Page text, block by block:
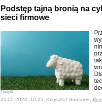
Podstęp tajną bronią na
sieci firmowe
Freepik
25-05-2023, 10:25, Krzysztof Gontarek,